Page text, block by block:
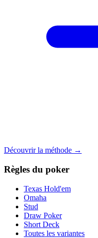
Découvrir la méthode →
Règles du poker
Texas Hold'em
Omaha
Stud
Draw Poker
Short Deck
Toutes les variantes